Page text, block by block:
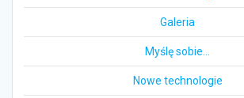
Galeria
Myślę sobie…
Nowe technologie